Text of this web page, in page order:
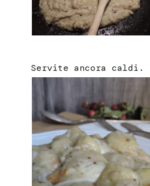
Servite ancora caldi.